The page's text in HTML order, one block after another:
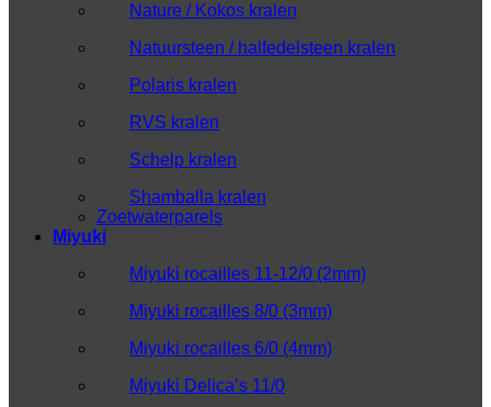
Nature / Kokos kralen
Natuursteen / halfedelsteen kralen
Polaris kralen
RVS kralen
Schelp kralen
Shamballa kralen
Zoetwaterparels
Miyuki
Miyuki rocailles 11-12/0 (2mm)
Miyuki rocailles 8/0 (3mm)
Miyuki rocailles 6/0 (4mm)
Miyuki Delica’s 11/0